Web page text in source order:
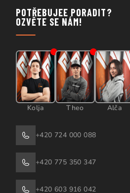
POTŘEBUJEE PORADIT?
OZVĚTE SE NÁM!
Kolja Theo Alča
+420 724 000 088
+420 775 350 347
+420 603 916 042